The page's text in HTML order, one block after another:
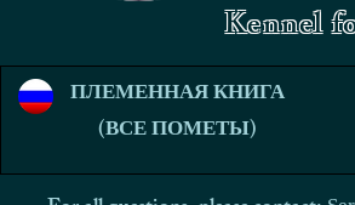
Kennel
ПЛЕМЕННАЯ КНИГА
(ВСЕ ПОМЕТЫ)